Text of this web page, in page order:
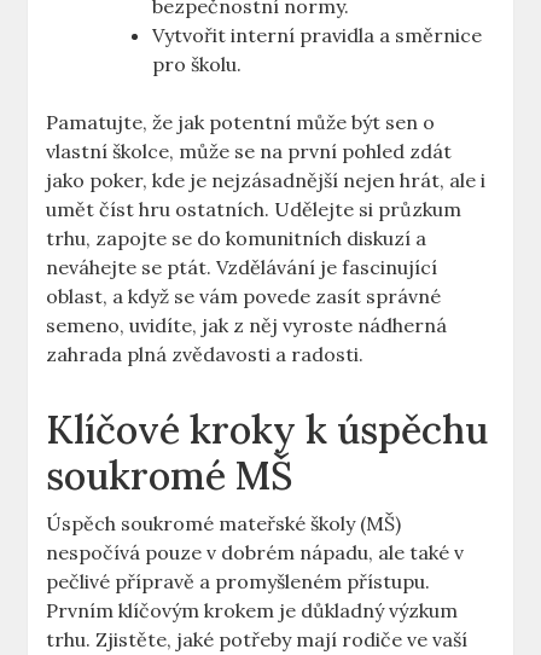
bezpečnostní normy.
Vytvořit interní pravidla a směrnice
pro školu.
Pamatujte, že jak potentní může být sen o
vlastní školce, může se na první pohled zdát
jako poker, kde je nejzásadnější nejen hrát, ale i
umět číst hru ostatních. Udělejte si průzkum
trhu, zapojte se do komunitních diskuzí a
neváhejte se ptát. Vzdělávání je fascinující
oblast, a když se vám povede zasít správné
semeno, uvidíte, jak z něj vyroste nádherná
zahrada plná zvědavosti a radosti.
Klíčové kroky k úspěchu
soukromé MŠ
Úspěch soukromé mateřské školy (MŠ)
nespočívá pouze v dobrém nápadu, ale také v
pečlivé přípravě a promyšleném přístupu.
Prvním klíčovým krokem je důkladný výzkum
trhu. Zjistěte, jaké potřeby mají rodiče ve vaší